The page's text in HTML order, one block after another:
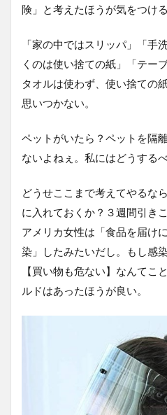
険」と考えたほうが気をつけ
「家の中ではスリッパ」「手
くのは使い捨ての紙」「テー
タオルは使わず、使い捨ての
思いつかない。
ペットがいたら？ペットを隔
ないよねぇ。私にはどうする
どうせここまで考えてやるな
に入れておくか？３週間引き
アメリカ女性は「食品を届け
染」したみたいだし。もし感
【買い物も危ない】なんてこ
ルドはあったほうが良い。